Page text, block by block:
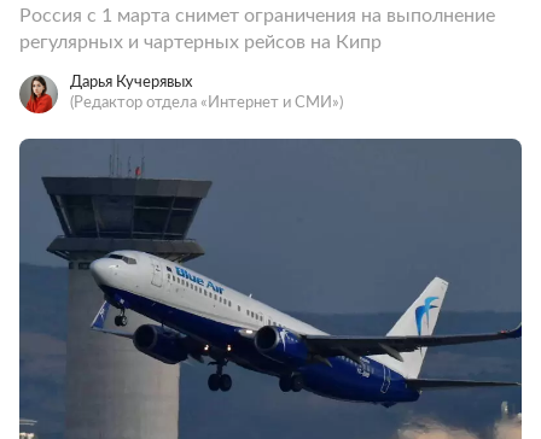
Россия с 1 марта снимет ограничения на выполнение
регулярных и чартерных рейсов на Кипр
Дарья Кучерявых
(Редактор отдела «Интернет и СМИ»)